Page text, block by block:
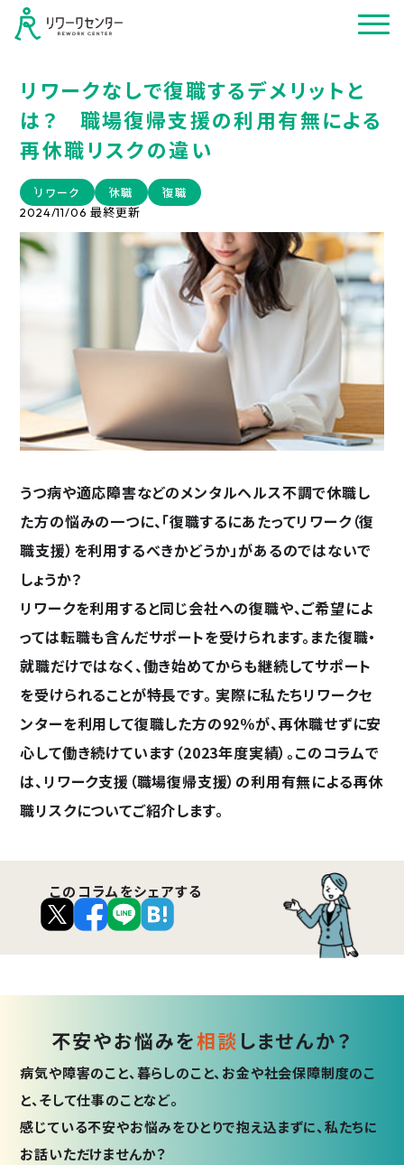
リワークなしで復職するデメリットと
は？ 職場復帰支援の利用有無による
再休職リスクの違い
リワーク 休職 復職
2024/11/06 最終更新
うつ病や適応障害などのメンタルヘルス不調で休職し
た方の悩みの一つに、「復職するにあたってリワーク（復
職支援）を利用するべきかどうか」があるのではないで
しょうか？
リワークを利用すると同じ会社への復職や、ご希望によ
っては転職も含んだサポートを受けられます。また復職・
就職だけではなく、働き始めてからも継続してサポート
を受けられることが特長です。 実際に私たちリワークセ
ンターを利用して復職した方の92％が、再休職せずに安
心して働き続けています（2023年度実績）。このコラムで
は、リワーク支援（職場復帰支援）の利用有無による再休
職リスクについてご紹介します。
このコラムをシェアする
不安やお悩みを相談 しませんか？
病気や障害のこと、暮らしのこと、お金や社会保障制度のこ
と、そして仕事のことなど。
感じている不安やお悩みをひとりで抱え込まずに、私たちに
お話いただけませんか？